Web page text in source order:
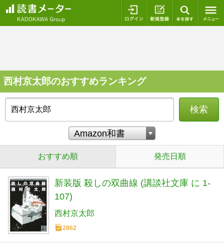
ログイン 新規登録
西村京太郎のおすすめランキング
検索
おすすめ順 発売日順
新装版 殺しの双曲線 (講談社文庫 に 1-
107)
西村京太郎
2862